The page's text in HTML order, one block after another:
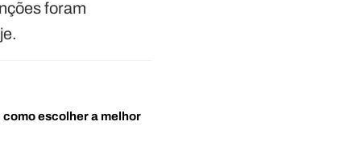
foram
escolher a melhor